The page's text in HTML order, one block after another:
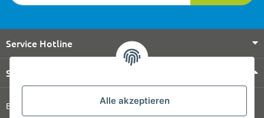
Alle akzeptieren
Service Hotline
Shop Service
Barrierefreiheitserklärung